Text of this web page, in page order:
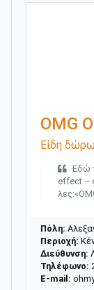
OMG
Είδη
Εδώ
effect –
Πόλη:
Περιοχή:
Διεύθυνση:
Τηλέφωνο:
E-mail: